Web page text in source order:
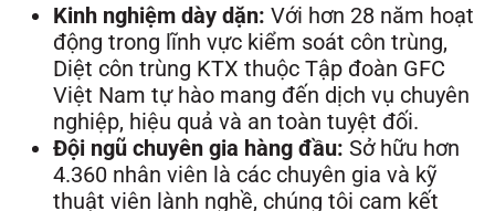
Kinh nghiệm dày dặn: Với hơn 28 năm hoạt
động trong lĩnh vực kiểm soát côn trùng,
Diệt côn trùng KTX thuộc Tập đoàn GFC
Việt Nam tự hào mang đến dịch vụ chuyên
nghiệp, hiệu quả và an toàn tuyệt đối.
Đội ngũ chuyên gia hàng đầu: Sở hữu hơn
4.360 nhân viên là các chuyên gia và kỹ
thuật viên lành nghề, chúng tôi cam kết